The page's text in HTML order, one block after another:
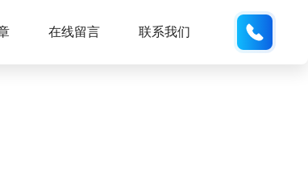
在线留言 联系我们